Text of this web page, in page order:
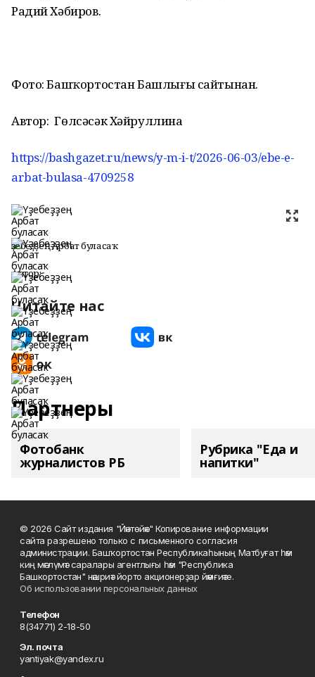
Радий Хәбиров.
Фото: Башҡортостан Башлығы сайтынан.
Автор: Гөлсәсәк Хәйруллина
https://bashgazet.ru/news/y-m-i-t/2026-06-03/ebe-e-
arbat-bulasa-4709258
Үҙебеҙҙең Арбат буласаҡ
Автор:
Читайте нас
Партнеры
Фотобанк
журналистов РБ
Рубрика "Еда и
напитки"
© 2026 Сайт издания "Йәнтөйәк" Копирование информации
сайта разрешено только с письменного согласия
администрации. Башҡортостан Республикаһының Матбуғат һәм
киң мәғлүмәт саралары агентлығы һәм "Республика
Башкортостан" нәшриәт йорто акционерҙар йәмғиәте.
Об использовании персональных данных
Телефон
8(34771) 2-18-50
Эл. почта
yantiyak@yandex.ru